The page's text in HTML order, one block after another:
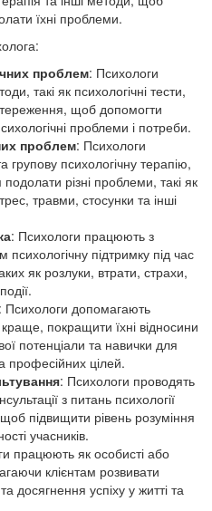
їхні проблеми.
проблем: Психологи
такі як психологічні тести,
щоб допомогти
проблеми і потреби.
проблем: Психологи
групову психологічну терапію,
різні проблеми, такі як
травми, стосунки та інші
: Психологи працюють з
підтримку під час
як розлуки, втрати, страхи,
: Психологи допомагають
покращити їхні відносини
потенціали та навички для
професійних цілей.
: Психологи проводять
з питань психології
підвищити рівень розуміння
учасників.
працюють як особисті або
клієнтам розвивати
досягнення успіху у житті та